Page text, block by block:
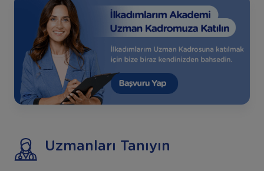
Uzmanları Tanıyın